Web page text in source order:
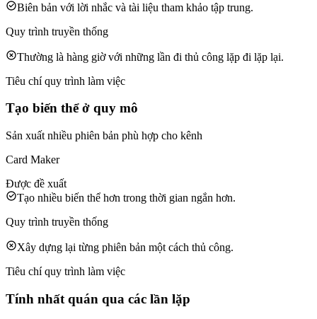
Biên bản với lời nhắc và tài liệu tham khảo tập trung.
Quy trình truyền thống
Thường là hàng giờ với những lần đi thủ công lặp đi lặp lại.
Tiêu chí quy trình làm việc
Tạo biến thể ở quy mô
Sản xuất nhiều phiên bản phù hợp cho kênh
Card Maker
Được đề xuất
Tạo nhiều biến thể hơn trong thời gian ngắn hơn.
Quy trình truyền thống
Xây dựng lại từng phiên bản một cách thủ công.
Tiêu chí quy trình làm việc
Tính nhất quán qua các lần lặp